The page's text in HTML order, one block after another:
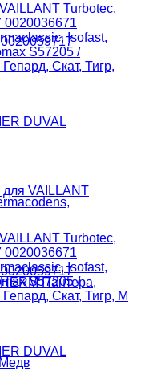
Turbotec,
0020036671
Isofast,
S57205 /
Скат, Тигр,
Turbotec,
0020036671
Isofast,
S57205 /
Скат, Тигр, М